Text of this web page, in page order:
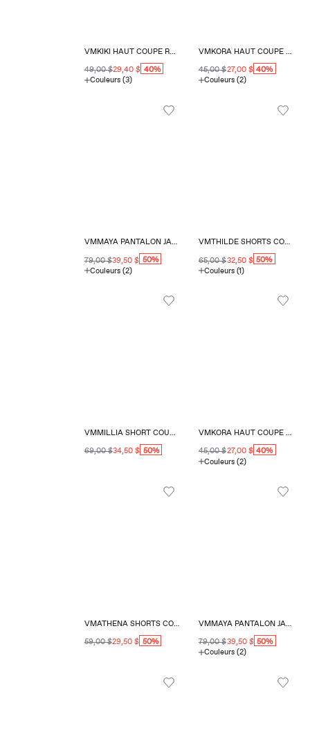
VMKIKI HAUT COUPE RÉGULIÈRE COL ROND
49,00 $29,40 $ 40%
Couleurs (3)
45,00 $27,00 $ 40%
Couleurs (2)
VMMAYA PANTALON JAMBE LARGE
79,00 $39,50 $ 50%
Couleurs (2)
VMTHILDE SHORTS COUPE RÉGULIÈRE
65,00 $32,50 $ 50%
Couleurs (1)
VMMILLIA SHORT COUPE AJUSTÉE
69,00 $34,50 $ 50%
VMKORA HAUT COUPE RÉGULIÈRE COL EN V
45,00 $27,00 $ 40%
Couleurs (2)
VMATHENA SHORTS COUPE RÉGULIÈRE
59,00 $29,50 $ 50% 79,00 $39,50 $ 50%
Couleurs (2)